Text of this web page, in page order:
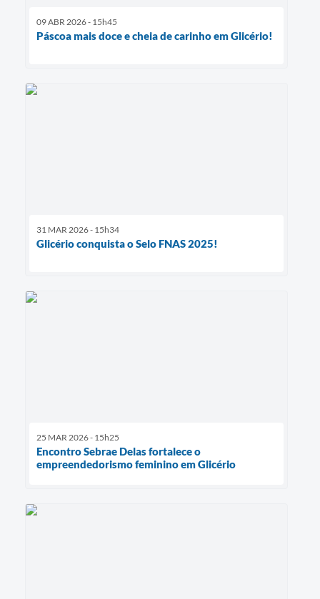
09 ABR 2026 - 15h45
Páscoa mais doce e cheia de carinho em Glicério!
31 MAR 2026 - 15h34
Glicério conquista o Selo FNAS 2025!
25 MAR 2026 - 15h25
Encontro Sebrae Delas fortalece o
empreendedorismo feminino em Glicério